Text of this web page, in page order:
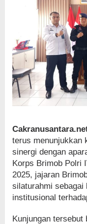
terus menunjukkan
sinergi dengan
Korps Brimob Polri
2025, jajaran
silaturahmi sebagai
institusional
Kunjungan tersebut